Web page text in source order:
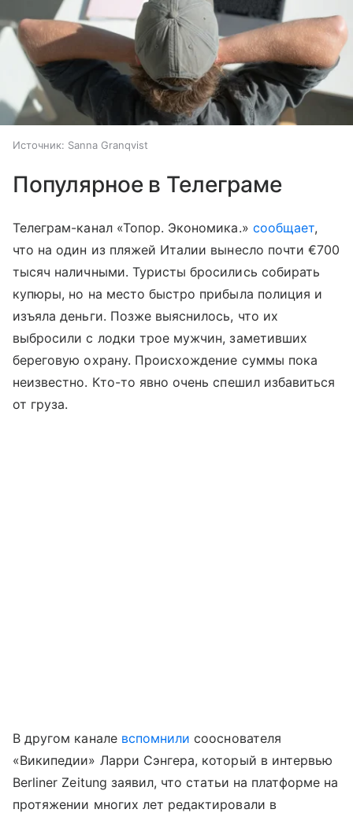
Источник: Sanna Granqvist
Популярное в Телеграме
Телеграм-канал «Топор. Экономика.» сообщает,
что на один из пляжей Италии вынесло почти €700
тысяч наличными. Туристы бросились собирать
купюры, но на место быстро прибыла полиция и
изъяла деньги. Позже выяснилось, что их
выбросили с лодки трое мужчин, заметивших
береговую охрану. Происхождение суммы пока
неизвестно. Кто-то явно очень спешил избавиться
от груза.
В другом канале вспомнили сооснователя
«Википедии» Ларри Сэнгера, который в интервью
Berliner Zeitung заявил, что статьи на платформе на
протяжении многих лет редактировали в